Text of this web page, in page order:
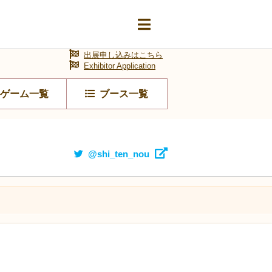
ゲーム一覧 ブース一覧
出展申し込みはこちら
Exhibitor Application
@shi_ten_nou